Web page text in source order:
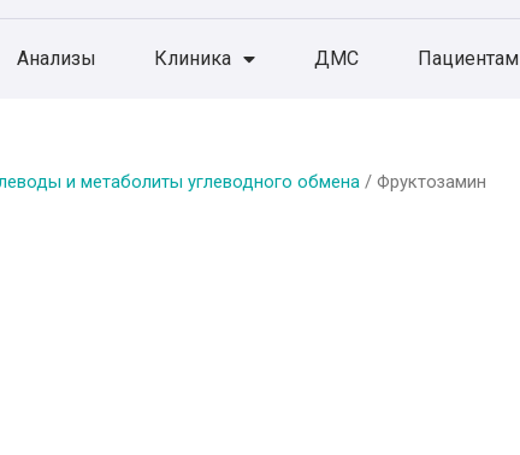
Анализы Клиника ДМС Пациентам
и метаболиты углеводного обмена / Фруктозамин